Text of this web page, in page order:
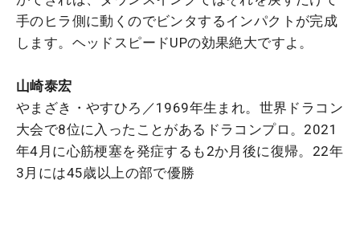
手のヒラ側に動くのでビンタするインパクトが完成
します。ヘッドスピードUPの効果絶大ですよ。
山崎泰宏
やまざき・やすひろ／1969年生まれ。世界ドラコン
大会で8位に入ったことがあるドラコンプロ。2021
年4月に心筋梗塞を発症するも2か月後に復帰。22年
3月には45歳以上の部で優勝